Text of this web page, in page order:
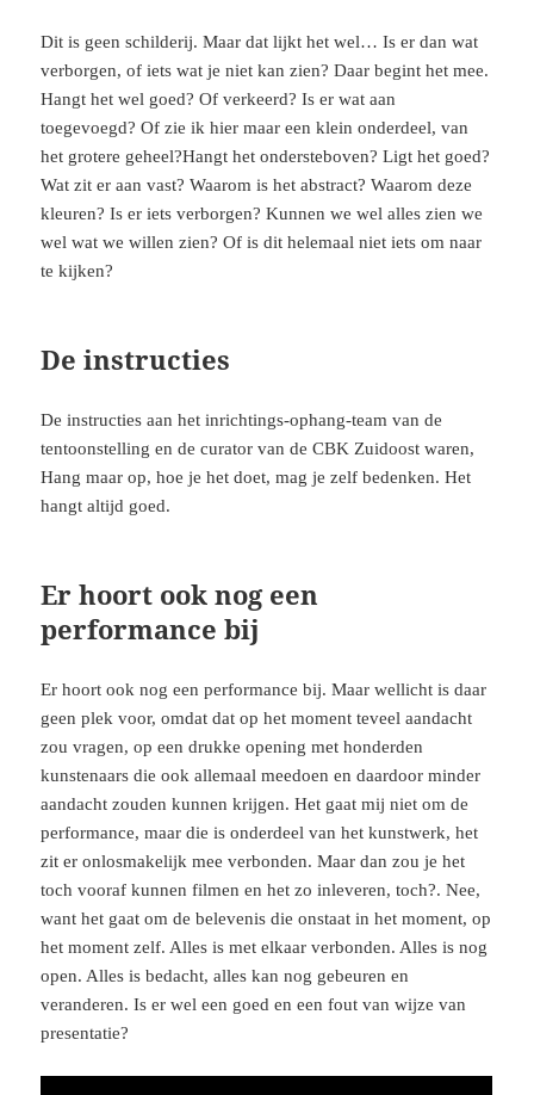
Dit is geen schilderij. Maar dat lijkt het wel… Is er dan wat
verborgen, of iets wat je niet kan zien? Daar begint het mee.
Hangt het wel goed? Of verkeerd? Is er wat aan
toegevoegd? Of zie ik hier maar een klein onderdeel, van
het grotere geheel?Hangt het ondersteboven? Ligt het goed?
Wat zit er aan vast? Waarom is het abstract? Waarom deze
kleuren? Is er iets verborgen? Kunnen we wel alles zien we
wel wat we willen zien? Of is dit helemaal niet iets om naar
te kijken?
De instructies
De instructies aan het inrichtings-ophang-team van de
tentoonstelling en de curator van de CBK Zuidoost waren,
Hang maar op, hoe je het doet, mag je zelf bedenken. Het
hangt altijd goed.
Er hoort ook nog een
performance bij
Er hoort ook nog een performance bij. Maar wellicht is daar
geen plek voor, omdat dat op het moment teveel aandacht
zou vragen, op een drukke opening met honderden
kunstenaars die ook allemaal meedoen en daardoor minder
aandacht zouden kunnen krijgen. Het gaat mij niet om de
performance, maar die is onderdeel van het kunstwerk, het
zit er onlosmakelijk mee verbonden. Maar dan zou je het
toch vooraf kunnen filmen en het zo inleveren, toch?. Nee,
want het gaat om de belevenis die onstaat in het moment, op
het moment zelf. Alles is met elkaar verbonden. Alles is nog
open. Alles is bedacht, alles kan nog gebeuren en
veranderen. Is er wel een goed en een fout van wijze van
presentatie?